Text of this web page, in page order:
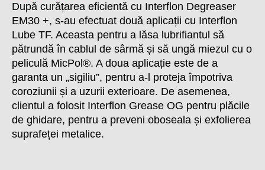
După curățarea eficientă cu Interflon Degreaser
EM30 +, s-au efectuat două aplicații cu Interflon
Lube TF. Aceasta pentru a lăsa lubrifiantul să
pătrundă în cablul de sârmă și să ungă miezul cu o
peliculă MicPol®. A doua aplicație este de a
garanta un „sigiliu”, pentru a-l proteja împotriva
coroziunii și a uzurii exterioare. De asemenea,
clientul a folosit Interflon Grease OG pentru plăcile
de ghidare, pentru a preveni oboseala și exfolierea
suprafeței metalice.